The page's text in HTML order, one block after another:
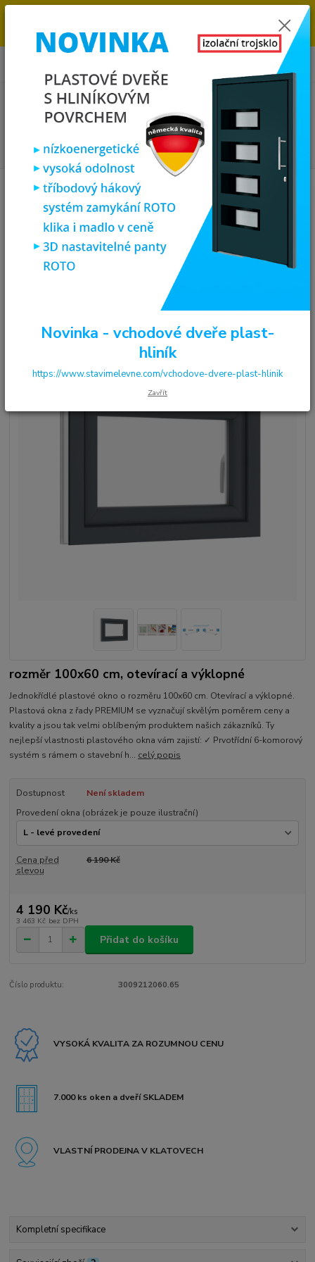
OBJEDNÁVKOU. MÁME 7 000 OKEN A DVEŘÍ SKLADEM U NÁS V
KLATOVECH.
0
0,00 Kč
Plastová okna
plastové okno 100x60 cm, jednokřídlé, antracit/bílé,
PREMIUM 7000
plastové okno 100x60 cm,
jednokřídlé, antracit/bílé,
PREMIUM 7000
Doprava ZDARMA
rozměr 100x60 cm, otevírací a výklopné
Jednokřídlé plastové okno o rozměru 100x60 cm. Otevírací a výklopné.
Plastová okna z řady PREMIUM se vyznačují skvělým poměrem ceny a
kvality a jsou tak velmi oblíbeným produktem našich zákazníků. Ty
nejlepší vlastnosti plastového okna vám zajistí: ✓ Prvotřídní 6-komorový
systém s rámem o stavební h... celý popis
Dostupnost
Není skladem
Provedení okna (obrázek je pouze ilustrační)
Cena před
slevou
6 190 Kč
4 190 Kč/ks
3 463 Kč bez DPH
Přidat do košíku
Číslo produktu: 3009212060.65
VYSOKÁ KVALITA ZA ROZUMNOU CENU
7.000 ks oken a dveří SKLADEM
VLASTNÍ PRODEJNA V KLATOVECH
Kompletní specifikace
Novinka - vchodové dveře plast-
hliník
https://www.stavimelevne.com/vchodove-dvere-plast-hlinik
Zavřít